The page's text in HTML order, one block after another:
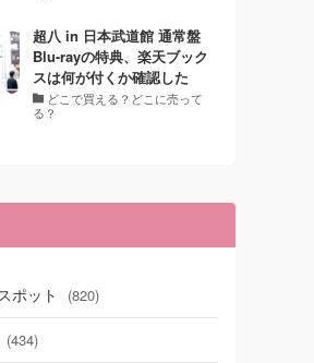
超八 in 日本武道館 通常盤
Blu-rayの特典、楽天ブック
スは何が付くか確認した
どこで買える？どこに売って
る？
ポット (820)
(434)